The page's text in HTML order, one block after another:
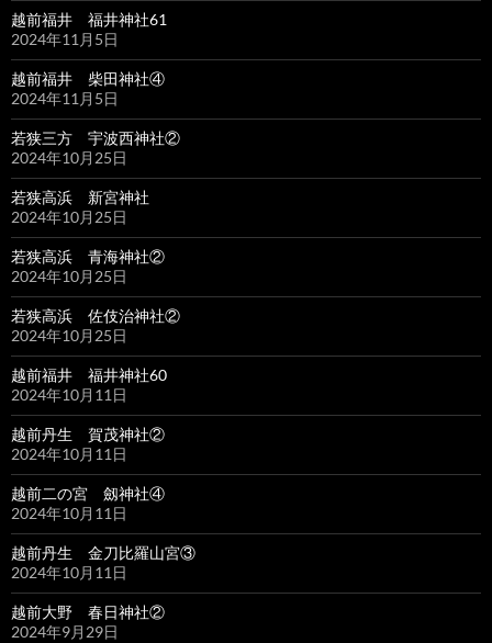
越前福井 福井神社61
2024年11月5日
越前福井 柴田神社④
2024年11月5日
若狭三方 宇波西神社②
2024年10月25日
若狭高浜 新宮神社
2024年10月25日
若狭高浜 青海神社②
2024年10月25日
若狭高浜 佐伎治神社②
2024年10月25日
越前福井 福井神社60
2024年10月11日
越前丹生 賀茂神社②
2024年10月11日
越前二の宮 劔神社④
2024年10月11日
越前丹生 金刀比羅山宮③
2024年10月11日
越前大野 春日神社②
2024年9月29日